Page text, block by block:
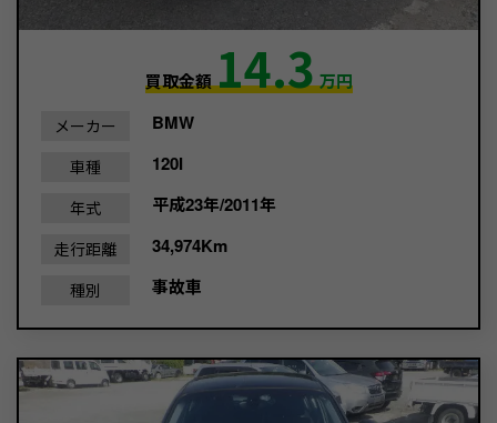
買取金額14.3万円
メーカー BMW
車種 120I
年式 平成23年/2011年
走行距離 34,974Km
種別 事故車